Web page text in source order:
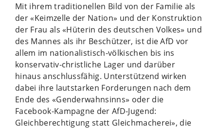
Mit ihrem traditionellen Bild von der Familie als
der «Keimzelle der Nation» und der Konstruktion
der Frau als «Hüterin des deutschen Volkes» und
des Mannes als ihr Beschützer, ist die AfD vor
allem im nationalistisch-völkischen bis ins
konservativ-christliche Lager und darüber
hinaus anschlussfähig. Unterstützend wirken
dabei ihre lautstarken Forderungen nach dem
Ende des «Genderwahnsinns» oder die
Facebook-Kampagne der AfD-Jugend:
Gleichberechtigung statt Gleichmacherei», die